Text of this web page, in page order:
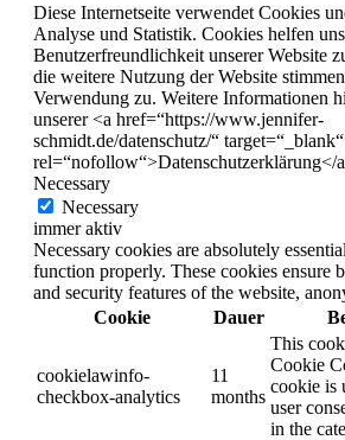
Diese Internetseite verwendet Cookies
Analyse und Statistik. Cookies helfen
Benutzerfreundlichkeit unserer Website
die weitere Nutzung der Website
Verwendung zu. Weitere Informationen
unserer <a href=“https://www.jennifer-
schmidt.de/datenschutz/“ target=“_blank“
rel=“nofollow“>Datenschutzerklärung</
Necessary
Necessary
immer aktiv
Necessary cookies are absolutely
function properly. These cookies ensure
and security features of the website,
Cookie
Dauer
cookielawinfo-
checkbox-analytics
11
months
This
Cookie
cookie is
user
in the